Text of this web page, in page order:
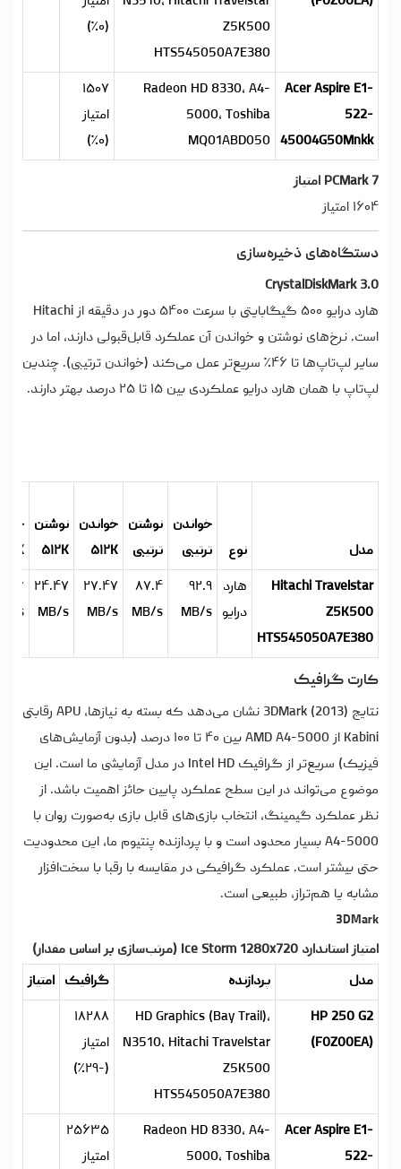
Z5K500
HTS545050A7E380
(۰٪)
Acer Aspire E1-
522-
45004G50Mnkk
Radeon HD 8330, A4-
5000, Toshiba
MQ01ABD050
۱۵۰۷
امتیاز
(۰٪)
PCMark 7 امتیاز
۱۶۰۴ امتیاز
دستگاه‌های ذخیره‌سازی
CrystalDiskMark 3.0
هارد درایو ۵۰۰ گیگابایتی با سرعت ۵۴۰۰ دور در دقیقه از Hitachi
است. نرخ‌های نوشتن و خواندن آن عملکرد قابل‌قبولی دارند، اما در
سایر لپ‌تاپ‌ها تا ۴۶٪ سریع‌تر عمل می‌کند (خواندن ترتیبی). چندین
لپ‌تاپ با همان هارد درایو عملکردی بین ۱۵ تا ۲۵ درصد بهتر دارند.
مدل نوع
خواندن
ترتیبی
نوشتن
ترتیبی
خواندن
۵۱۲K
نوشتن
۵۱۲K
۴K
Hitachi Travelstar
Z5K500
HTS545050A7E380
هارد
درایو
۹۲.۹
MB/s
۸۷.۴
MB/s
۲۷.۴۷
MB/s
۲۴.۴۷
MB/s
s
کارت گرافیک
نتایج 3DMark (2013) نشان می‌دهد که بسته به نیازها، APU رقابتی
Kabini از AMD A4-5000 بین ۴۰ تا ۱۰۰ درصد (بدون آزمایش‌های
فیزیک) سریع‌تر از گرافیک Intel HD در مدل آزمایشی ما است. این
موضوع می‌تواند در این سطح عملکرد پایین حائز اهمیت باشد. از
نظر عملکرد گیمینگ، انتخاب بازی‌های قابل بازی به‌صورت روان با
A4-5000 بسیار محدود است و با پردازنده پنتیوم ما، این محدودیت
حتی بیشتر است. عملکرد گرافیکی در مقایسه با رقبا با سخت‌افزار
مشابه یا هم‌تراز، طبیعی است.
3DMark
امتیاز استاندارد Ice Storm 1280x720 (مرتب‌سازی بر اساس مقدار)
مدل
پردازنده گرافیک امتیاز
HP 250 G2
(F0Z00EA)
HD Graphics (Bay Trail),
N3510, Hitachi Travelstar
Z5K500
HTS545050A7E380
۱۸۲۸۸
امتیاز
(-۲۹٪)
Acer Aspire E1-
522-
Radeon HD 8330, A4-
5000, Toshiba
۲۵۶۳۵
امتیاز